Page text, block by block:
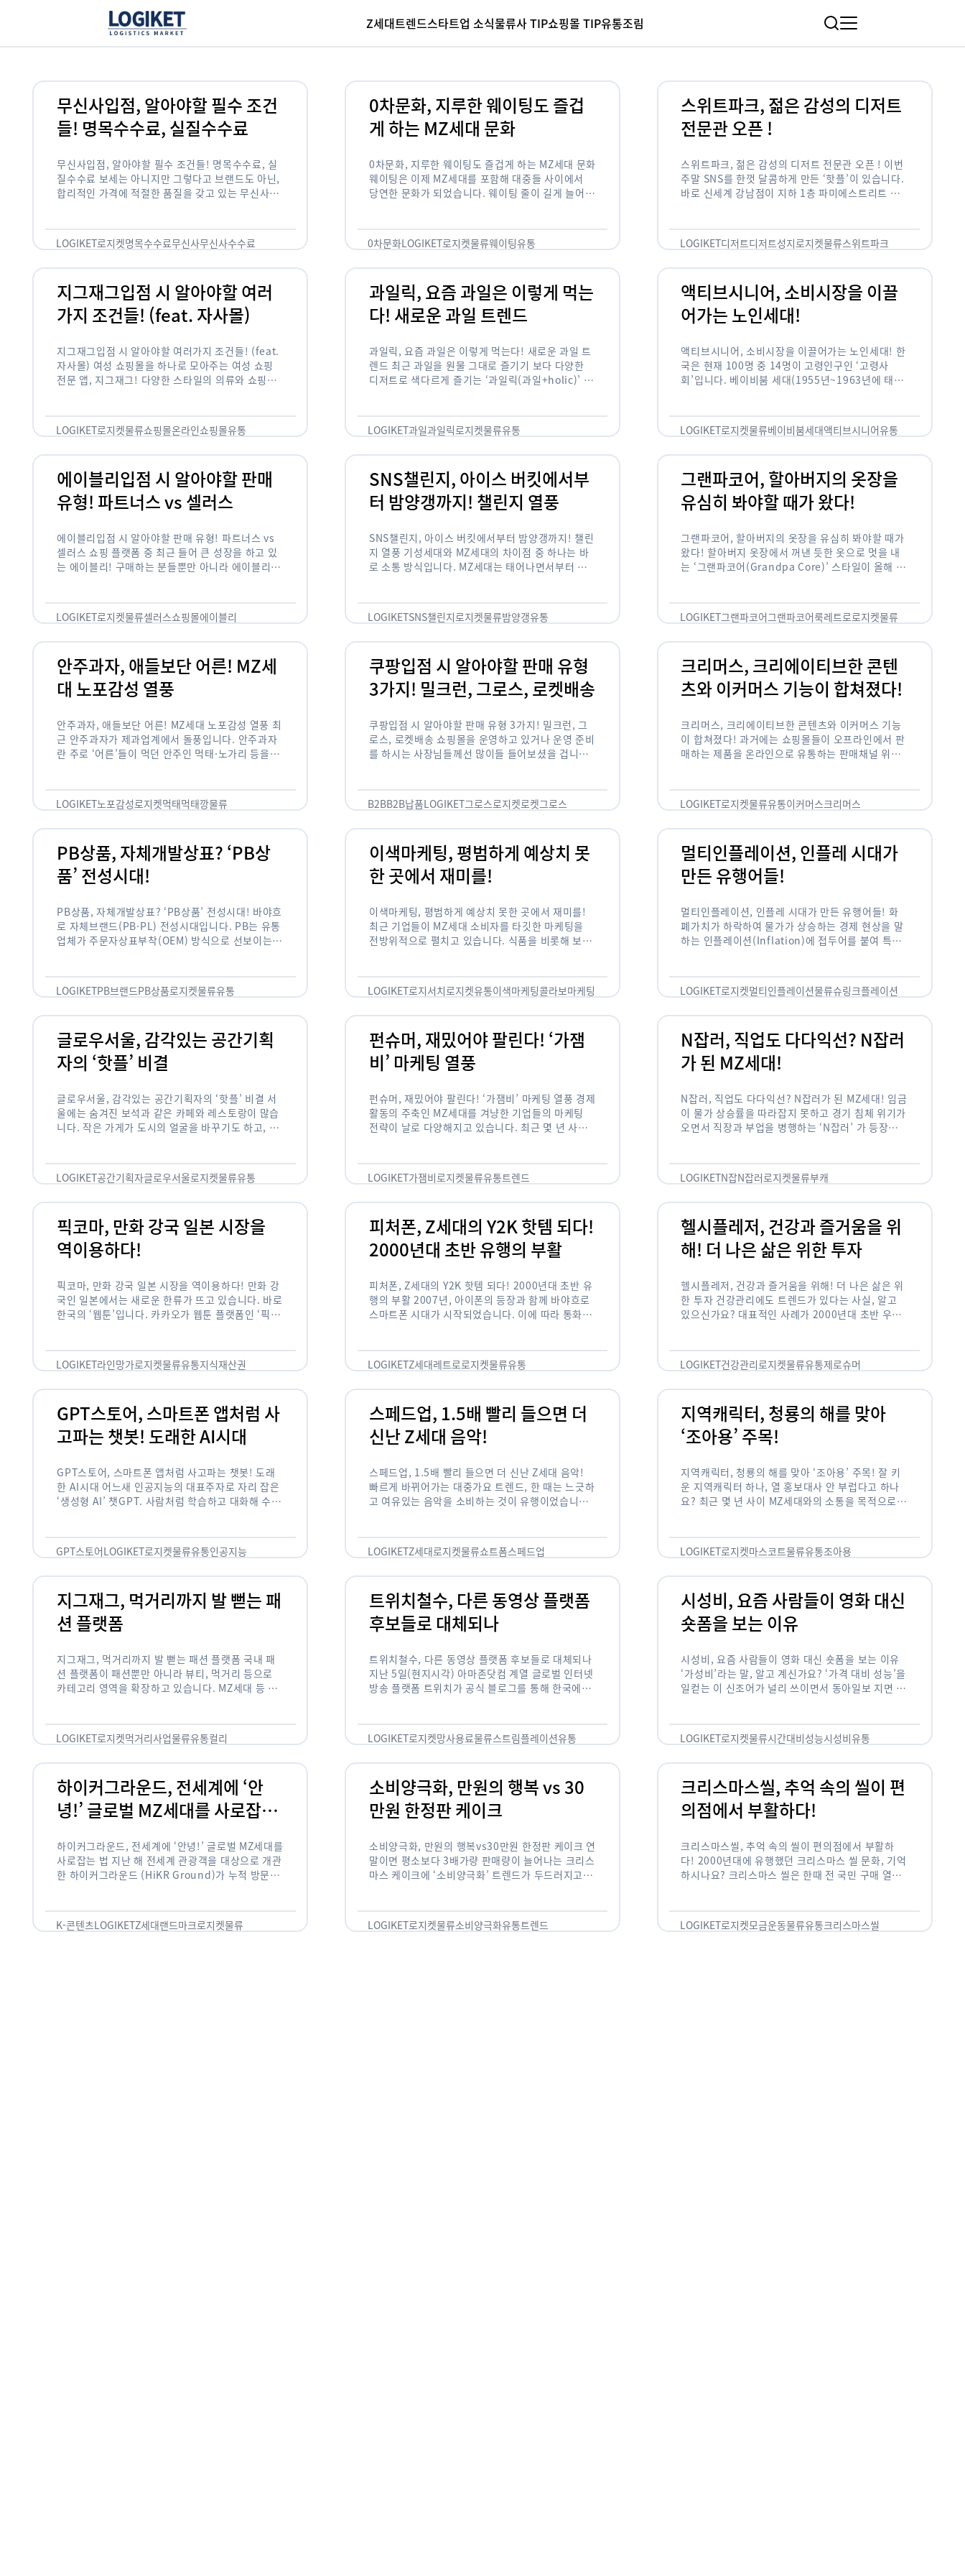
Z세대트렌드스타트업 소식물류사 TIP쇼핑몰 TIP유통조림
무신사입점, 알아야할 필수 조건
들! 명목수수료, 실질수수료
무신사입점, 알아야할 필수 조건들! 명목수수료, 실
질수수료 보세는 아니지만 그렇다고 브랜드도 아닌,
합리적인 가격에 적절한 품질을 갖고 있는 무신사!
LOGIKET로지켓명목수수료무신사무신사수수료
0차문화, 지루한 웨이팅도 즐겁
게 하는 MZ세대 문화
0차문화, 지루한 웨이팅도 즐겁게 하는 MZ세대 문화
웨이팅은 이제 MZ세대를 포함해 대중들 사이에서
당연한 문화가 되었습니다. 웨이팅 줄이 길게 늘어서
0차문화LOGIKET로지켓물류웨이팅유통
스위트파크, 젊은 감성의 디저트
전문관 오픈 !
스위트파크, 젊은 감성의 디저트 전문관 오픈 ! 이번
주말 SNS를 한껏 달콤하게 만든 ‘핫플’이 있습니다.
바로 신세계 강남점이 지하 1층 파미에스트리트 분
LOGIKET디저트디저트성지로지켓물류스위트파크
지그재그입점 시 알아야할 여러
가지 조건들! (feat. 자사몰)
지그재그입점 시 알아야할 여러가지 조건들! (feat.
자사몰) 여성 쇼핑몰을 하나로 모아주는 여성 쇼핑
전문 앱, 지그재그! 다양한 스타일의 의류와 쇼핑몰
LOGIKET로지켓물류쇼핑몰온라인쇼핑몰유통
과일릭, 요즘 과일은 이렇게 먹는
다! 새로운 과일 트렌드
과일릭, 요즘 과일은 이렇게 먹는다! 새로운 과일 트
렌드 최근 과일을 원물 그대로 즐기기 보다 다양한
디저트로 색다르게 즐기는 ‘과일릭(과일+holic)’ 트
…
LOGIKET과일과일릭로지켓물류유통
액티브시니어, 소비시장을 이끌
어가는 노인세대!
액티브시니어, 소비시장을 이끌어가는 노인세대! 한
국은 현재 100명 중 14명이 고령인구인 ‘고령사
회’입니다. 베이비붐 세대(1955년~1963년에 태어
오고 있습니다. 하지만 사회가 늙어가는 …
LOGIKET로지켓물류베이비붐세대액티브시니어유통
에이블리입점 시 알아야할 판매
유형! 파트너스 vs 셀러스
에이블리입점 시 알아야할 판매 유형! 파트너스 vs
셀러스 쇼핑 플랫폼 중 최근 들어 큰 성장을 하고 있
는 에이블리! 구매하는 분들뿐만 아니라 에이블리에
LOGIKET로지켓물류셀러스쇼핑몰에이블리
SNS챌린지, 아이스 버킷에서부
터 밤양갱까지! 챌린지 열풍
SNS챌린지, 아이스 버킷에서부터 밤양갱까지! 챌린
지 열풍 기성세대와 MZ세대의 차이점 중 하나는 바
로 소통 방식입니다. MZ세대는 태어나면서부터 디
도 능숙한 …
LOGIKETSNS챌린지로지켓물류밤양갱유통
그랜파코어, 할아버지의 옷장을
유심히 봐야할 때가 왔다!
그랜파코어, 할아버지의 옷장을 유심히 봐야할 때가
왔다! 할아버지 옷장에서 꺼낸 듯한 옷으로 멋을 내
는 ‘그랜파코어(Grandpa Core)’ 스타일이 올해 패
을 …
LOGIKET그랜파코어그랜파코어룩레트로로지켓물류
안주과자, 애들보단 어른! MZ세
대 노포감성 열풍
안주과자, 애들보단 어른! MZ세대 노포감성 열풍 최
근 안주과자가 제과업계에서 돌풍입니다. 안주과자
란 주로 ‘어른’들이 먹던 안주인 먹태·노가리 등을
LOGIKET노포감성로지켓먹태먹태깡물류
쿠팡입점 시 알아야할 판매 유형
3가지! 밀크런, 그로스, 로켓배송
쿠팡입점 시 알아야할 판매 유형 3가지! 밀크런, 그
로스, 로켓배송 쇼핑몰을 운영하고 있거나 운영 준비
를 하시는 사장님들께선 많이들 들어보셨을 겁니다.
B2BB2B납품LOGIKET그로스로지켓로켓그로스
크리머스, 크리에이티브한 콘텐
츠와 이커머스 기능이 합쳐졌다!
크리머스, 크리에이티브한 콘텐츠와 이커머스 기능
이 합쳐졌다! 과거에는 쇼핑몰들이 오프라인에서 판
매하는 제품을 온라인으로 유통하는 판매채널 위주
는 콘텐츠 기반의 …
LOGIKET로지켓물류유통이커머스크리머스
PB상품, 자체개발상표? ‘PB상
품’ 전성시대!
PB상품, 자체개발상표? ‘PB상품’ 전성시대! 바야흐
로 자체브랜드(PB·PL) 전성시대입니다. PB는 유통
업체가 주문자상표부착(OEM) 방식으로 선보이는
물가 시대와 맞물려 …
LOGIKETPB브랜드PB상품로지켓물류유통
이색마케팅, 평범하게 예상치 못
한 곳에서 재미를!
이색마케팅, 평범하게 예상치 못한 곳에서 재미를!
최근 기업들이 MZ세대 소비자를 타깃한 마케팅을
전방위적으로 펼치고 있습니다. 식품을 비롯해 보수
…
LOGIKET로지서치로지켓유통이색마케팅콜라보마케팅
멀티인플레이션, 인플레 시대가
만든 유행어들!
멀티인플레이션, 인플레 시대가 만든 유행어들! 화
폐가치가 하락하여 물가가 상승하는 경제 현상을 말
하는 인플레이션(Inflation)에 접두어를 붙여 특정
링크플레이션, 그리드플레이션 등등. …
LOGIKET로지켓멀티인플레이션물류슈링크플레이션
글로우서울, 감각있는 공간기획
자의 ‘핫플’ 비결
글로우서울, 감각있는 공간기획자의 ‘핫플’ 비결 서
울에는 숨겨진 보석과 같은 카페와 레스토랑이 많습
니다. 작은 가게가 도시의 얼굴을 바꾸기도 하고, 쇠
LOGIKET공간기획자글로우서울로지켓물류유통
펀슈머, 재밌어야 팔린다! ‘가잼
비’ 마케팅 열풍
펀슈머, 재밌어야 팔린다! ‘가잼비’ 마케팅 열풍 경제
활동의 주축인 MZ세대를 겨냥한 기업들의 마케팅
전략이 날로 다양해지고 있습니다. 최근 몇 년 사이
LOGIKET가잼비로지켓물류유통트렌드
N잡러, 직업도 다다익선? N잡러
가 된 MZ세대!
N잡러, 직업도 다다익선? N잡러가 된 MZ세대! 임금
이 물가 상승률을 따라잡지 못하고 경기 침체 위기가
오면서 직장과 부업을 병행하는 ‘N잡러’ 가 등장했습
LOGIKETN잡N잡러로지켓물류부캐
픽코마, 만화 강국 일본 시장을
역이용하다!
픽코마, 만화 강국 일본 시장을 역이용하다! 만화 강
국인 일본에서는 새로운 한류가 뜨고 있습니다. 바로
한국의 ‘웹툰’입니다. 카카오가 웹툰 플랫폼인 ‘픽코
LOGIKET라인망가로지켓물류유통지식재산권
피처폰, Z세대의 Y2K 핫템 되다!
2000년대 초반 유행의 부활
피처폰, Z세대의 Y2K 핫템 되다! 2000년대 초반 유
행의 부활 2007년, 아이폰의 등장과 함께 바야흐로
스마트폰 시대가 시작되었습니다. 이에 따라 통화와
LOGIKETZ세대레트로로지켓물류유통
헬시플레저, 건강과 즐거움을 위
해! 더 나은 삶은 위한 투자
헬시플레저, 건강과 즐거움을 위해! 더 나은 삶은 위
한 투자 건강관리에도 트렌드가 있다는 사실, 알고
있으신가요? 대표적인 사례가 2000년대 초반 우리
LOGIKET건강관리로지켓물류유통제로슈머
GPT스토어, 스마트폰 앱처럼 사
고파는 챗봇! 도래한 AI시대
GPT스토어, 스마트폰 앱처럼 사고파는 챗봇! 도래
한 AI시대 어느새 인공지능의 대표주자로 자리 잡은
‘생성형 AI’ 챗GPT. 사람처럼 학습하고 대화해 수많
GPT스토어LOGIKET로지켓물류유통인공지능
스페드업, 1.5배 빨리 들으면 더
신난 Z세대 음악!
스페드업, 1.5배 빨리 들으면 더 신난 Z세대 음악!
빠르게 바뀌어가는 대중가요 트렌드, 한 때는 느긋하
고 여유있는 음악을 소비하는 것이 유행이었습니다.
LOGIKETZ세대로지켓물류쇼트폼스페드업
지역캐릭터, 청룡의 해를 맞아
‘조아용’ 주목!
지역캐릭터, 청룡의 해를 맞아 ‘조아용’ 주목! 잘 키
운 지역캐릭터 하나, 열 홍보대사 안 부럽다고 하나
요? 최근 몇 년 사이 MZ세대와의 소통을 목적으로,
LOGIKET로지켓마스코트물류유통조아용
지그재그, 먹거리까지 발 뻗는 패
션 플랫폼
지그재그, 먹거리까지 발 뻗는 패션 플랫폼 국내 패
션 플랫폼이 패션뿐만 아니라 뷰티, 먹거리 등으로
카테고리 영역을 확장하고 있습니다. MZ세대 등 주
LOGIKET로지켓먹거리사업물류유통컬리
트위치철수, 다른 동영상 플랫폼
후보들로 대체되나
트위치철수, 다른 동영상 플랫폼 후보들로 대체되나
지난 5일(현지시각) 아마존닷컴 계열 글로벌 인터넷
방송 플랫폼 트위치가 공식 블로그를 통해 한국에서
LOGIKET로지켓망사용료물류스트림플레이션유통
시성비, 요즘 사람들이 영화 대신
숏폼을 보는 이유
시성비, 요즘 사람들이 영화 대신 숏폼을 보는 이유
‘가성비’라는 말, 알고 계신가요? ‘가격 대비 성능’을
일컫는 이 신조어가 널리 쓰이면서 동아일보 지면 기
LOGIKET로지켓물류시간대비성능시성비유통
하이커그라운드, 전세계에 ‘안
녕!’ 글로벌 MZ세대를 사로잡는
하이커그라운드, 전세계에 ‘안녕!’ 글로벌 MZ세대를
사로잡는 법 지난 해 전세계 관광객을 대상으로 개관
한 하이커그라운드 (HiKR Ground)가 누적 방문객
방문객이 100만명을 …
K-콘텐츠LOGIKETZ세대랜드마크로지켓물류
소비양극화, 만원의 행복 vs 30
만원 한정판 케이크
소비양극화, 만원의 행복vs30만원 한정판 케이크 연
말이면 평소보다 3배가량 판매량이 늘어나는 크리스
마스 케이크에 ‘소비양극화’ 트렌드가 두드러지고 있
배가 비싼 …
LOGIKET로지켓물류소비양극화유통트렌드
크리스마스씰, 추억 속의 씰이 편
의점에서 부활하다!
크리스마스씰, 추억 속의 씰이 편의점에서 부활하
다! 2000년대에 유행했던 크리스마스 씰 문화, 기억
하시나요? 크리스마스 씰은 한때 전 국민 구매 열풍
LOGIKET로지켓모금운동물류유통크리스마스씰